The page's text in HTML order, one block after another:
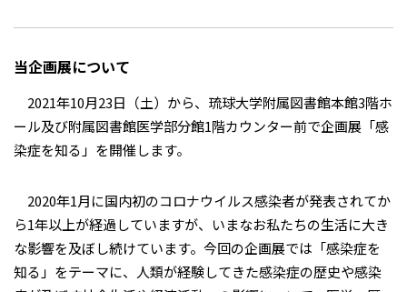
当企画展について
2021年10月23日（土）から、琉球大学附属図書館本館3階ホ
ール及び附属図書館医学部分館1階カウンター前で企画展「感
染症を知る」を開催します。
2020年1月に国内初のコロナウイルス感染者が発表されてか
ら1年以上が経過していますが、いまなお私たちの生活に大き
な影響を及ぼし続けています。今回の企画展では「感染症を
知る」をテーマに、人類が経験してきた感染症の歴史や感染